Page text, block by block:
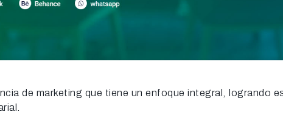
de marketing que tiene un enfoque integral, logrando